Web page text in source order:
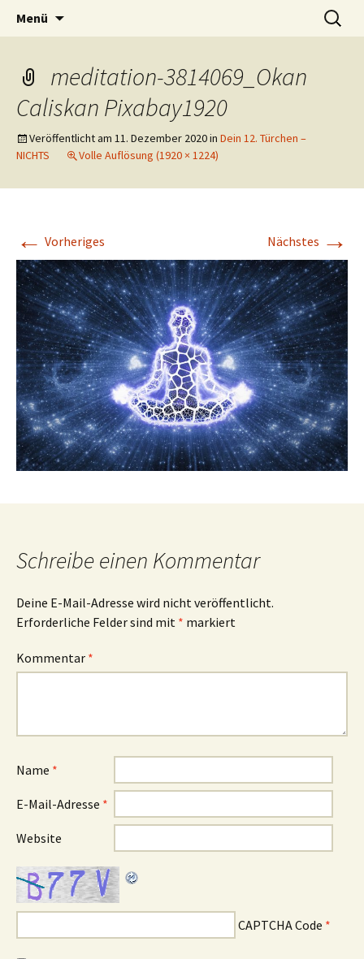
Lebensfreude-Akademie
Lerne deinen stressigen Alltag mit mehr
Freude und Gelassenheit erfolgreich meistern
und genießen zu können.
Menü
Suchen
nach:
meditation-3814069_Okan
Caliskan Pixabay1920
Veröffentlicht am 11. Dezember 2020in Dein 12. Türchen –
NICHTS
Volle Auflösung (1920 × 1224)
← Vorheriges Nächstes →
Schreibe einen Kommentar
Deine E-Mail-Adresse wird nicht veröffentlicht.
Erforderliche Felder sind mit * markiert
Kommentar *
Name *
E-Mail-Adresse *
Website
CAPTCHA Code *